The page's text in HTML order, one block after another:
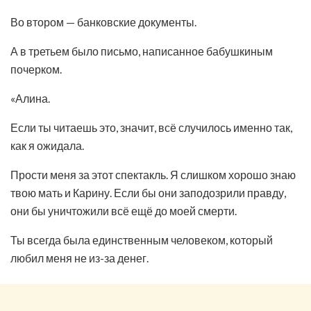
Во втором — банковские документы.
А в третьем было письмо, написанное бабушкиным
почерком.
«Алина.
Если ты читаешь это, значит, всё случилось именно так,
как я ожидала.
Прости меня за этот спектакль. Я слишком хорошо знаю
твою мать и Карину. Если бы они заподозрили правду,
они бы уничтожили всё ещё до моей смерти.
Ты всегда была единственным человеком, который
любил меня не из-за денег.